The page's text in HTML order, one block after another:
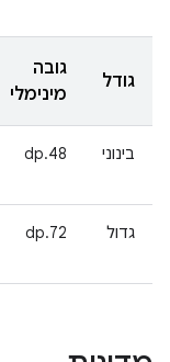
גודל
גובה
מינימלי
בינוני 48.dp
גדול 72.dp